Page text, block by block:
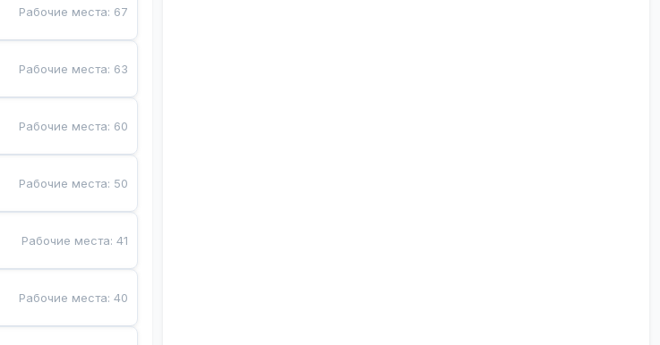
Рабочие места: 67
Рабочие места: 63
Рабочие места: 60
Рабочие места: 50
Рабочие места:41
Рабочие места:40